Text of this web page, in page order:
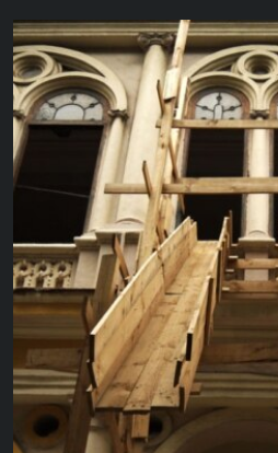
la
búsqueda
OPINIÓN GRÁFICA
AUDIOVISUALES MARTÍ
RADIO MARTÍ
ESPECIALES
ESPECIALES
LA REALIDAD DE LA VIVIENDA EN
SER VIEJO EN CUBA
KENTU-CUBANO
LOS SANTOS DE HIALEAH
DESINFORMACIÓN RUSA EN
LA INVASIÓN DE RUSIA A UCRANIA
MULTIMEDIA
EDITORIALES
SÍGUENOS